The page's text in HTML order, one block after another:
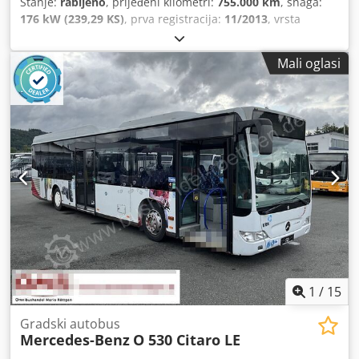
176 kW (239,29 KS), prva registracija: 11/2013, vrsta
, vrsta prijenosa:
emisijska klasa:Euro 5, boja:bijela, kočnice:retarder,
Oprema:ABS, grijač za parkiranje, klima uređaj,
Mali oglasi
1 / 15
Gradski autobus
Mercedes-Benz O 530 Citaro LE